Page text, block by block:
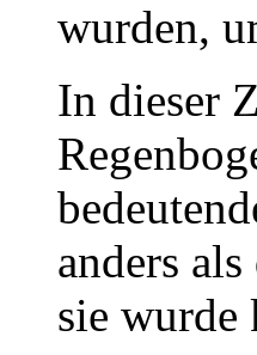
wurden,
In dieser
anders
sie